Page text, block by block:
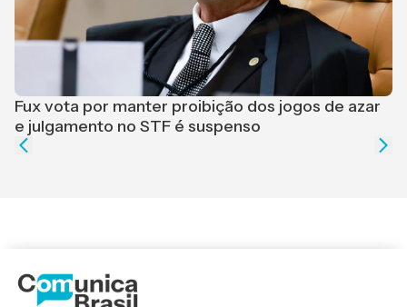
Fux vota por manter proibição dos jogos de azar
e julgamento no STF é suspenso